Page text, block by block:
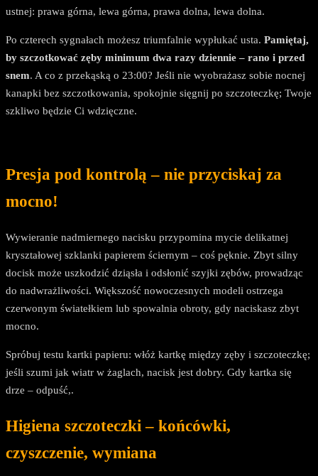
ustnej: prawa górna, lewa górna, prawa dolna, lewa dolna.
Po czterech sygnałach możesz triumfalnie wypłukać usta. Pamiętaj,
by szczotkować zęby minimum dwa razy dziennie – rano i przed
snem. A co z przekąską o 23:00? Jeśli nie wyobrażasz sobie nocnej
kanapki bez szczotkowania, spokojnie sięgnij po szczoteczkę; Twoje
szkliwo będzie Ci wdzięczne.
Presja pod kontrolą – nie przyciskaj za
mocno!
Wywieranie nadmiernego nacisku przypomina mycie delikatnej
kryształowej szklanki papierem ściernym – coś pęknie. Zbyt silny
docisk może uszkodzić dziąsła i odsłonić szyjki zębów, prowadząc
do nadwrażliwości. Większość nowoczesnych modeli ostrzega
czerwonym światełkiem lub spowalnia obroty, gdy naciskasz zbyt
mocno.
Spróbuj testu kartki papieru: włóż kartkę między zęby i szczoteczkę;
jeśli szumi jak wiatr w żaglach, nacisk jest dobry. Gdy kartka się
drze – odpuść,.
Higiena szczoteczki – końcówki,
czyszczenie, wymiana